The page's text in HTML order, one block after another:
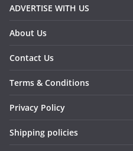
ADVERTISE WITH US
About Us
Contact Us
Terms & Conditions
Privacy Policy
Shipping policies